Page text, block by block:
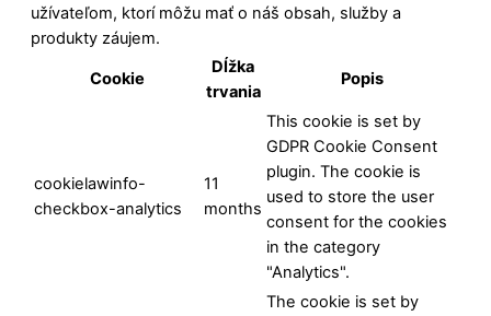
užívateľom, ktorí môžu mať o náš obsah, služby a
produkty záujem.
Cookie
Dĺžka
trvania
Popis
cookielawinfo-
checkbox-analytics
11
months
This cookie is set by
GDPR Cookie Consent
plugin. The cookie is
used to store the user
consent for the cookies
in the category
"Analytics".
The cookie is set by